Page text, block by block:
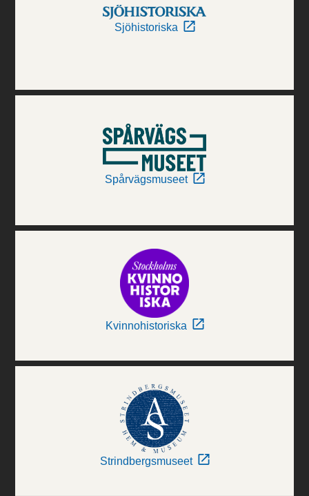
Sjöhistoriska
Spårvägsmuseet
Kvinnohistoriska
Strindbergsmuseet